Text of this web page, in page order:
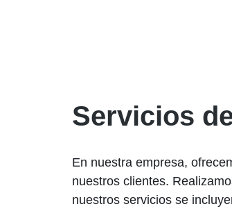
Servicios
En nuestra empresa,
nuestros clientes.
nuestros servicios se